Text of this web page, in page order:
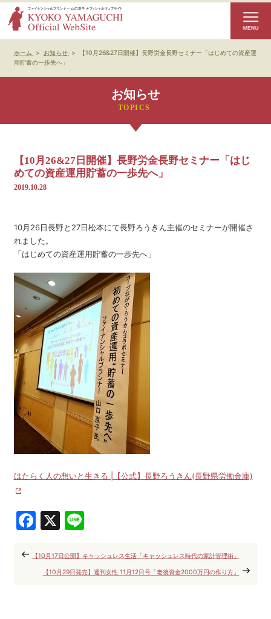
ホーム > お知らせ >
【10月26&27日開催】長野労金長野セミナー「はじめての資産運
用貯蓄の一歩先へ」
お知らせ
【10月26&27日開催】長野労金長野セミナー「はじ
めての資産運用貯蓄の一歩先へ」
2019.10.28
10月26日長野と27日松本にて長野ろうきん主催のセミナーが開催さ
れました。
「はじめての資産運用貯蓄の一歩先へ」
はたらく人の想いと生きる |【公式】長野ろうきん(長野県労働金庫)
Facebook
X Line
【10月17日公開】キャッシュレス生活「キャッシュレス時代の家計管理術」
【10月29日発売】週刊女性 11月12日号「老後資金2000万円の作り方」